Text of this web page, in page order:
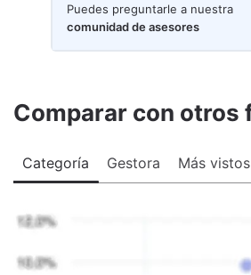
Puedes preguntarle a nuestra
comunidad de asesores
Comparar con otros
Categoría Gestora Más vistos